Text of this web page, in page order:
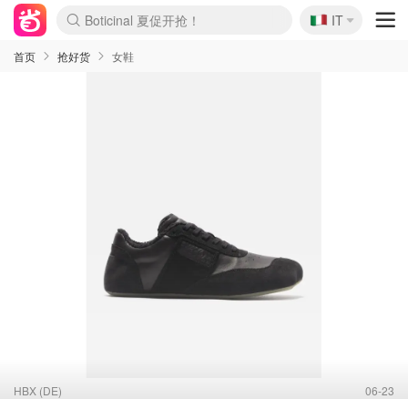
Boticinal 夏促开抢！
4折！lulu周四疯狂上新
速领！Stanley独家85折
Zalando 奥莱闪促！每日更新
🇮🇹
IT
首页 抢好货 女鞋
HBX (DE) 06-23